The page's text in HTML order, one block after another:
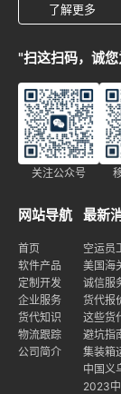
了解更多
"扫这扫码，诚
关注公众号
网站导航
首页
软件产品
定制开发
企业服务
货代知识
物流跟踪
公司简介
最新
空运员
美国海
诚信服
货代报
这些货
避坑指
集装箱
中国义
2023